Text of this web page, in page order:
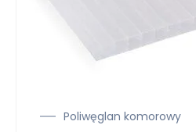
Poliwęglan komorowy